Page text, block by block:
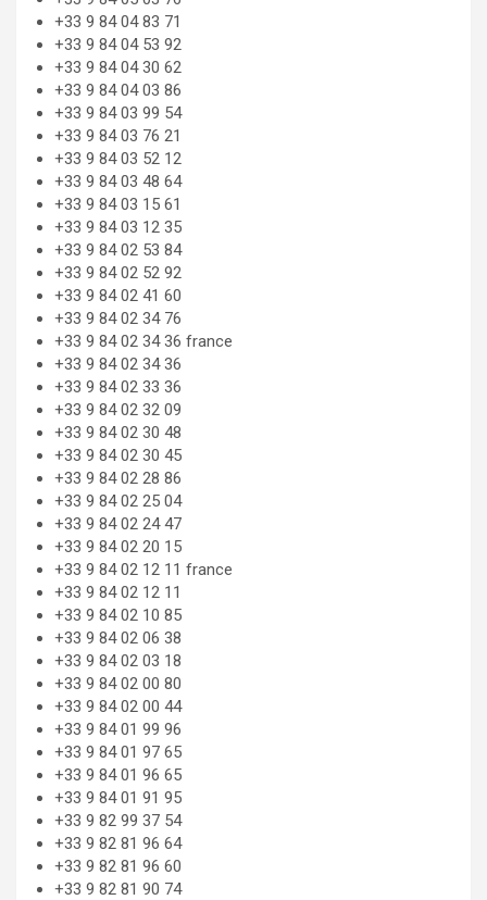
+33 9 84 04 83 71
+33 9 84 04 53 92
+33 9 84 04 30 62
+33 9 84 04 03 86
+33 9 84 03 99 54
+33 9 84 03 76 21
+33 9 84 03 52 12
+33 9 84 03 48 64
+33 9 84 03 15 61
+33 9 84 03 12 35
+33 9 84 02 53 84
+33 9 84 02 52 92
+33 9 84 02 41 60
+33 9 84 02 34 76
+33 9 84 02 34 36 france
+33 9 84 02 34 36
+33 9 84 02 33 36
+33 9 84 02 32 09
+33 9 84 02 30 48
+33 9 84 02 30 45
+33 9 84 02 28 86
+33 9 84 02 25 04
+33 9 84 02 24 47
+33 9 84 02 20 15
+33 9 84 02 12 11 france
+33 9 84 02 12 11
+33 9 84 02 10 85
+33 9 84 02 06 38
+33 9 84 02 03 18
+33 9 84 02 00 80
+33 9 84 02 00 44
+33 9 84 01 99 96
+33 9 84 01 97 65
+33 9 84 01 96 65
+33 9 84 01 91 95
+33 9 82 99 37 54
+33 9 82 81 96 64
+33 9 82 81 96 60
+33 9 82 81 90 74